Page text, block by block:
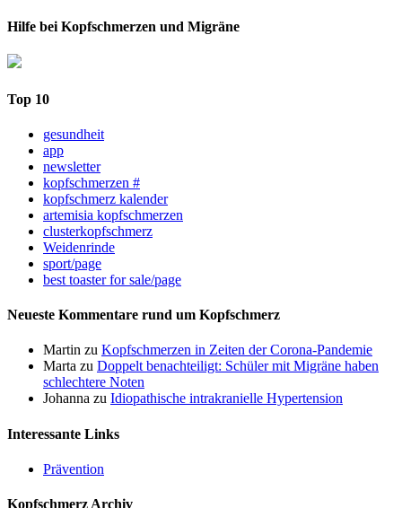
Hilfe bei Kopfschmerzen und Migräne
Top 10
gesundheit
app
newsletter
kopfschmerzen #
kopfschmerz kalender
artemisia kopfschmerzen
clusterkopfschmerz
Weidenrinde
sport/page
best toaster for sale/page
Neueste Kommentare rund um Kopfschmerz
Martin zu Kopfschmerzen in Zeiten der Corona-Pandemie
Marta zu Doppelt benachteiligt: Schüler mit Migräne haben
schlechtere Noten
Johanna zu Idiopathische intrakranielle Hypertension
Interessante Links
Prävention
Kopfschmerz Archiv